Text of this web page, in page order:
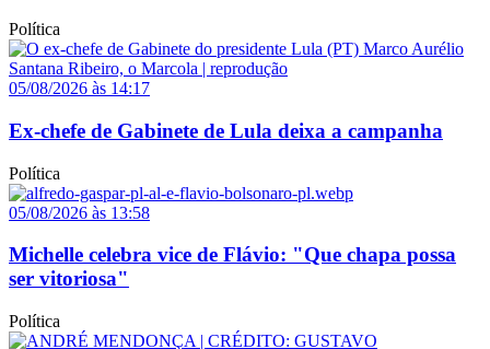
Política
05/08/2026 às 14:17
Ex-chefe de Gabinete de Lula deixa a campanha
Política
05/08/2026 às 13:58
Michelle celebra vice de Flávio: "Que chapa possa
ser vitoriosa"
Política